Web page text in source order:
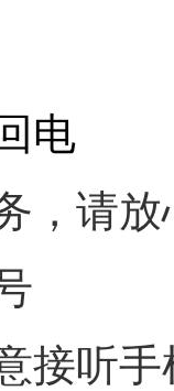
电
，请放
接听手